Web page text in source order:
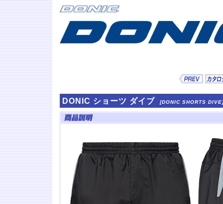
DONIC ショーツ ダイブ [DONIC SHORTS